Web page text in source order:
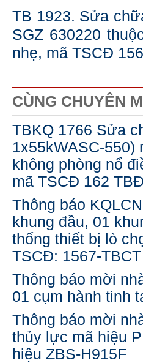
TB 1923. Sửa
SGZ 630220
nhẹ, mã TSCĐ
CÙNG CHUYÊN
TBKQ 1766 Sửa
1x55kWASC-
không phòng nổ
mã TSCĐ 162
Thông báo
khung đầu, 01
thống thiết bị lò
TSCĐ: 1567-TBCT
Thông báo mời
01 cụm hành tinh
Thông báo mời
thủy lực mã hiệu
hiệu ZBS-H915F